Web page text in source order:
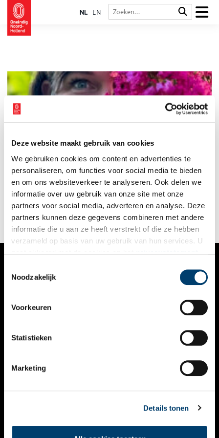
Deze website maakt gebruik van cookies
We gebruiken cookies om content en advertenties te
personaliseren, om functies voor social media te bieden
en om ons websiteverkeer te analyseren. Ook delen we
informatie over uw gebruik van onze site met onze
partners voor social media, adverteren en analyse. Deze
partners kunnen deze gegevens combineren met andere
informatie die u aan ze heeft verstrekt of die ze hebben
verzameld op basis van uw gebruik van hun services. U
Noodzakelijk
Voorkeuren
Statistieken
Marketing
Details tonen
NL EN
Boon
Onder de titel ‘Over Verwondering Gesproken – de wereld met
andere ogen bekijken’ laat de Alkmaarse beeldend kunstenaar
Anke Purmer (1984) in Museum Jan Boon in De Rijp in de
maand september werk van de afgelopen tien jaar zien.
Onderdeel van de overzichtstentoonstelling is een gezamenlijk
kunstwerk dat tijdens de gehele expositieperiode zal groeien.
Zaterdag 7 september om 15.00 uur is de opening. Iedereen is
welkom.
3 min
VERHALEN
KALENDER
THEMA’S
VIDEO’S
CONTACT